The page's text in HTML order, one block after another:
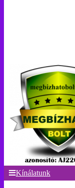
Kínálatunk